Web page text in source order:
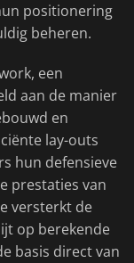
positionering
beheren.
een
aan de manier
en
lay-outs
hun defensieve
prestaties van
versterkt de
op berekende
basis direct van